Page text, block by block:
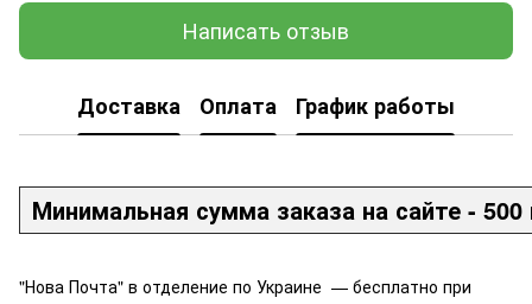
Написать отзыв
Доставка Оплата График работы
Минимальная сумма заказа на сайте - 500
"Нова Почта" в отделение по Украине — бесплатно при